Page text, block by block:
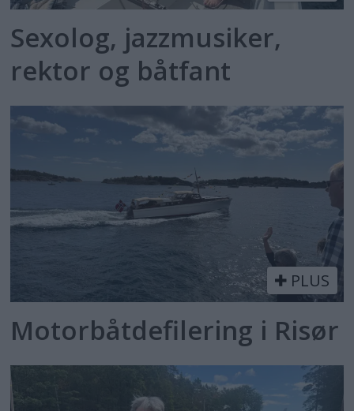
Sexolog, jazzmusiker,
rektor og båtfant
PLUS
Motorbåtdefilering i Risør